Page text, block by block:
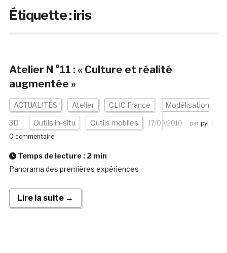
Étiquette :iris
Atelier N °11 : « Culture et réalité
augmentée »
ACTUALITÉS Atelier CLIC France Modélisation
3D Outils in-situ Outils mobiles 17/09/2010 par pyl
0 commentaire
Temps de lecture : 2 min
Panorama des premières expériences
Lire la suite →